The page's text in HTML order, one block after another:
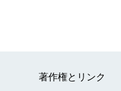
著作権とリンク